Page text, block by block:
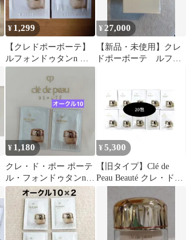
¥ 1,299
【クレドポーボーテ】
ルフォンドゥタンn オ
ークル10 ／20サンプル
¥ 27,000
【新品・未使用】クレ
ドポーボーテ ルフォ
¥ 1,180
クレ・ド・ポー ポーテ
ル・フォンドゥタンn＜
ファンデーション＞2包
¥ 5,300
【旧タイプ】Clé de
Peau Beauté クレ・ド・
ドゥタン OC10 0.3g
20包セット 新品未使
用 P